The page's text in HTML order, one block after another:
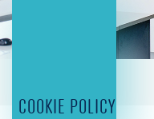
COOKIE POLICY